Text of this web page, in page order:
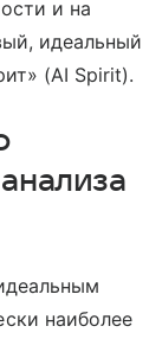
и на
идеальный
(AI Spirit).
наиболее